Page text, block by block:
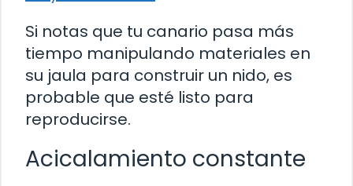
Si notas que tu canario pasa más
tiempo manipulando materiales en
su jaula para construir un nido, es
probable que esté listo para
reproducirse.
Acicalamiento constante